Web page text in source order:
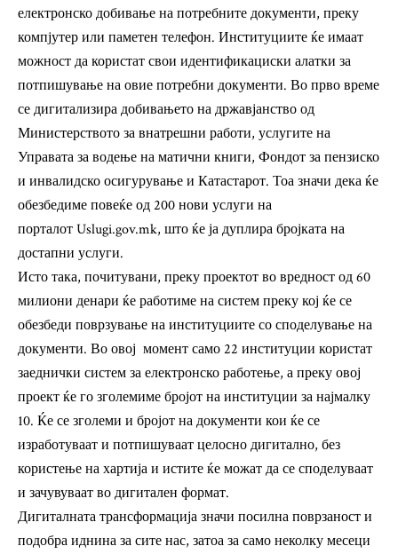
електронско добивање на потребните документи, преку
компјутер или паметен телефон. Институциите ќе имаат
можност да користат свои идентификациски алатки за
потпишување на овие потребни документи. Во прво време
се дигитализира добивањето на државјанство од
Министерството за внатрешни работи, услугите на
Управата за водење на матични книги, Фондот за пензиско
и инвалидско осигурување и Катастарот. Тоа значи дека ќе
обезбедиме повеќе од 200 нови услуги на
порталотUslugi.gov.mk, што ќе ја дуплира бројката на
достапни услуги.
Исто така, почитувани, преку проектот во вредност од 60
милиони денари ќе работиме на систем преку кој ќе се
обезбеди поврзување на институциите со споделување на
документи. Во овој момент само 22 институции користат
заеднички систем за електронско работење, а преку овој
проект ќе го зголемиме бројот на институции за најмалку
10. Ќе се зголеми и бројот на документи кои ќе се
изработуваат и потпишуваат целосно дигитално, без
користење на хартија и истите ќе можат да се споделуваат
и зачувуваат во дигитален формат.
Дигиталната трансформација значи посилна поврзаност и
подобра иднина за сите нас, затоа за само неколку месеци